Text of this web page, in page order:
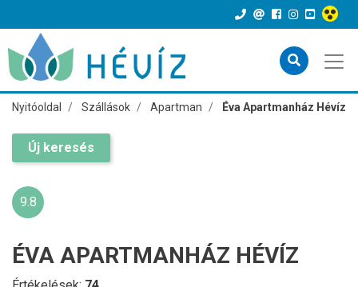
Nyitóoldal Szállások Apartman Éva Apartmanház Hévíz
Új keresés
9.8
ÉVA APARTMANHÁZ HÉVÍZ